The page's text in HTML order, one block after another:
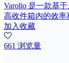
Varolio 是一款基
高收件箱内的效
加入收藏
661 浏览量